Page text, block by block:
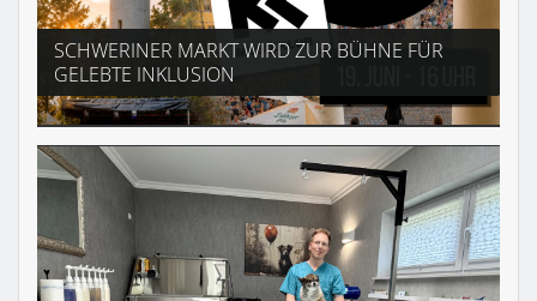
SCHWERINER MARKT WIRD ZUR BÜHNE FÜR
GELEBTE INKLUSION